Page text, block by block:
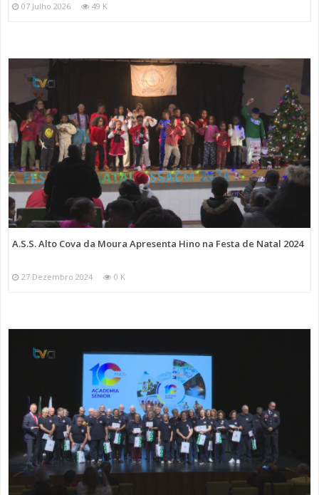
07 Julho 2026 49 K
A.S.S. Alto Cova da Moura Apresenta Hino na Festa de Natal 2024
27 Dezembro 2024 0 K